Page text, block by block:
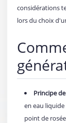
considérations
lors du choix
Principe
en eau
point de